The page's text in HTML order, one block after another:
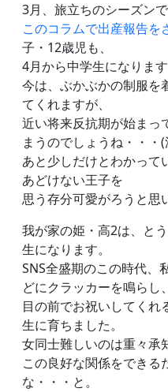
3月、旅立ちのシーズンで
このコラムで出産報告を
子・12歳児も、
4月から中学生になります
今は、ぶかぶかの制服を
てくれますが、
近い将来反抗期が始まっ
まうのでしょうね・・・(
あと少しだけとわかって
あどけない王子を
思う存分可愛がろうと思
我が家の姫・高2は、と
生になります。
SNS全盛期のこの時代、
どにクラッカーを鳴らし、
目の前でお祝いしてくれ
生に育ちました。
女同士難しいのは重々承
この良好な関係をできる
な・・・と。